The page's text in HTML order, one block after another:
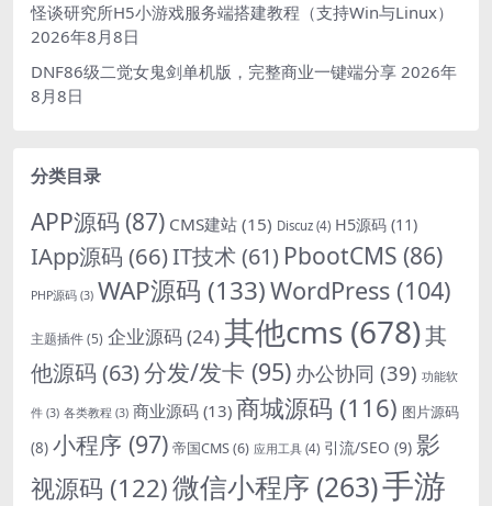
怪谈研究所H5小游戏服务端搭建教程（支持Win与Linux）
2026年8月8日
DNF86级二觉女鬼剑单机版，完整商业一键端分享 2026年
8月8日
分类目录
APP源码 (87) CMS建站 (15) Discuz (4) H5源码 (11)
IApp源码 (66)IT技术(61) PbootCMS (86)
PHP源码 (3) WAP源码 (133)WordPress (104)
主题插件(5) 企业源码(24)其他cms (678)其
他源码 (63)分发/发卡 (95) 办公协同 (39) 功能软
件 (3) 各类教程 (3) 商业源码 (13) 商城源码 (116) 图片源码
(8) 小程序 (97) 帝国CMS(6) 应用工具 (4) 引流/SEO (9) 影
视源码 (122)微信小程序 (263)手游